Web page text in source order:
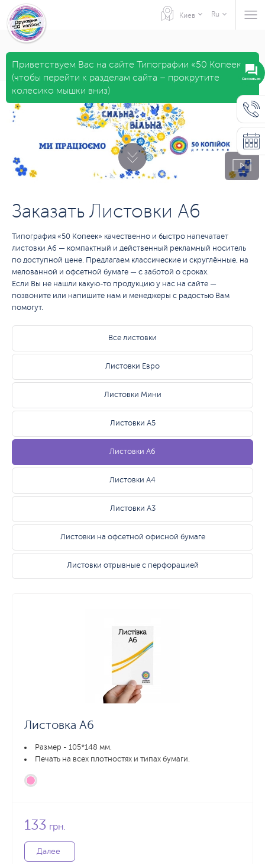
Киев Ru
Приветствуем Вас на сайте Типографии «50 Копеек»
(чтобы перейти к разделам сайта – прокрутите
колесико мышки вниз)
Заказать Листовки А6
Типография «50 Копеек» качественно и быстро напечатает
листовки А6 — компактный и действенный рекламный носитель
по доступной цене. Предлагаем классические и скруглённые, на
мелованной и офсетной бумаге — с заботой о сроках.
Если Вы не нашли какую-то продукцию у нас на сайте —
позвоните или напишите нам и менеджеры с радостью Вам
помогут.
Все листовки
Листовки Евро
Листовки Мини
Листовки А5
Листовки А6
Листовки А4
Листовки А3
Листовки на офсетной офисной бумаге
Листовки отрывные с перфорацией
Листовка А6
Размер - 105*148 мм.
Печать на всех плотностях и типах бумаги.
133 грн.
Далее
Связаться